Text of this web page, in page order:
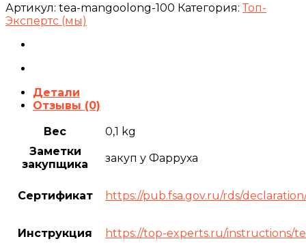
Артикул: tea-mangoolong-100 Категория: Топ-
Экспертс (мы)
Детали
Отзывы (0)
Вес
0,1 kg
Заметки
закупщика
закуп у Фарруха
Сертификат https://pub.fsa.gov.ru/rds/
Инструкция https://top-experts.ru/instructions/